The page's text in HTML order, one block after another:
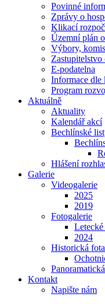
Povinné
Zprávy o
Klikací
Územní plán
Výbory,
Zastupitelstvo
E-podatelna
Informace dle
Program
Aktuálně
Aktuality
Kalendář akcí
Bechlínské
Hlášení
Galerie
Videogalerie
2025
2019
Fotogalerie
Letecké
2024
Historická fota
Kontakt
Napište nám